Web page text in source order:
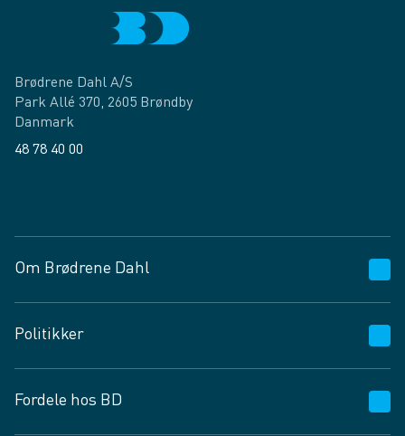
Brødrene Dahl A/S
Park Allé 370, 2605 Brøndby
Danmark
48 78 40 00
Om Brødrene Dahl
Vagttelefon 30 10 89 89
Spørgsmål og svar
Job og karriere
Politikker
Privatlivspolitik
Fordele hos BD